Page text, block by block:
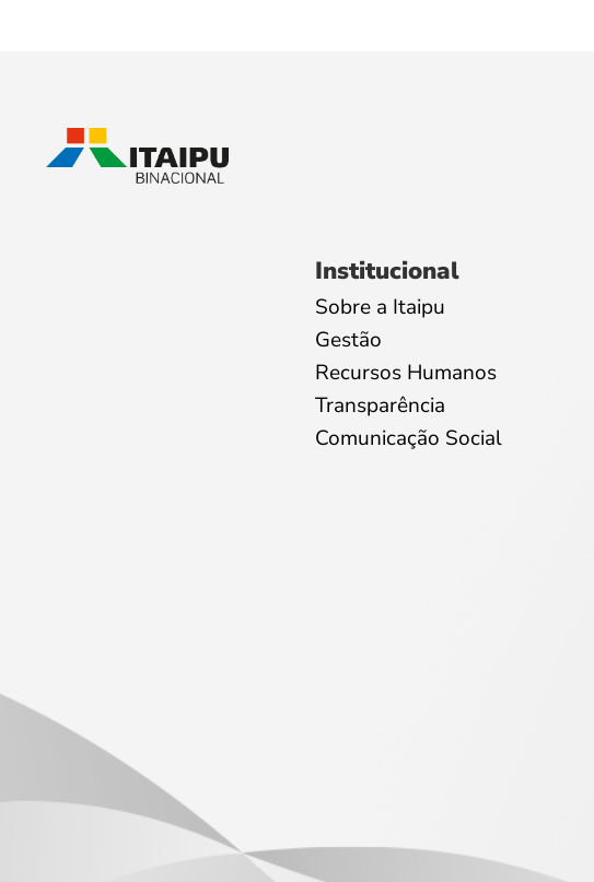
Institucional
Sobre a Itaipu
Gestão
Recursos Humanos
Transparência
Comunicação Social